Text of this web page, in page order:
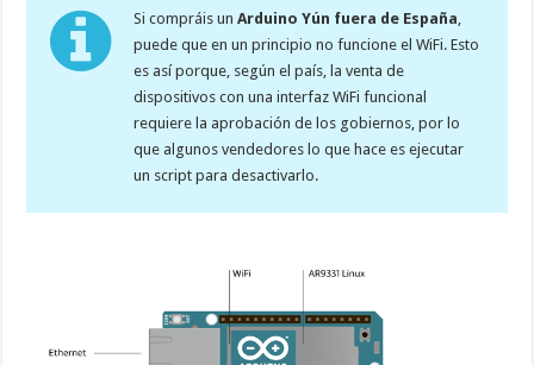
Si compráis unArduino Yún fuera de España
puede que en un principio no funcione el WiFi. Esto
es así porque, según el país, la venta de
dispositivos con una interfaz WiFi funcional
requiere la aprobación de los gobiernos, por lo
que algunos vendedores lo que hace es ejecutar
un script para desactivarlo.